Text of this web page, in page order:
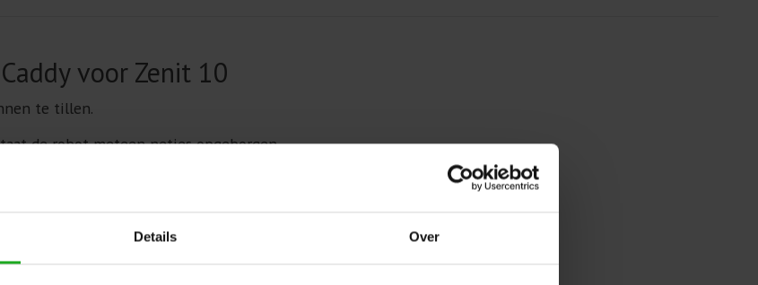
Details Over
voor Zenit 10
te tillen.
de robot meteen netjes opgeborgen.